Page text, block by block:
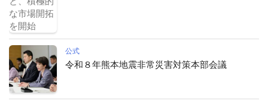
公式
令和８年熊本地震非常災害対策本部会議